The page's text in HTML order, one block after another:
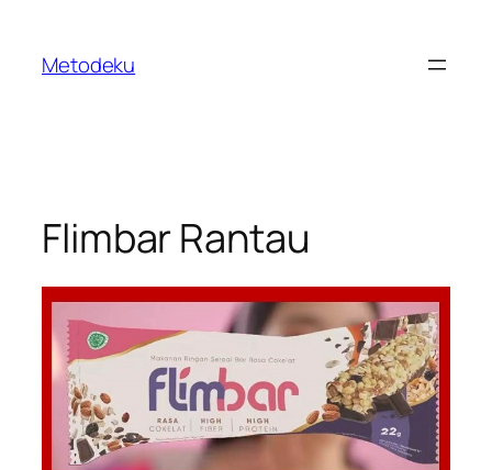
content
Metodeku
Flimbar Rantau